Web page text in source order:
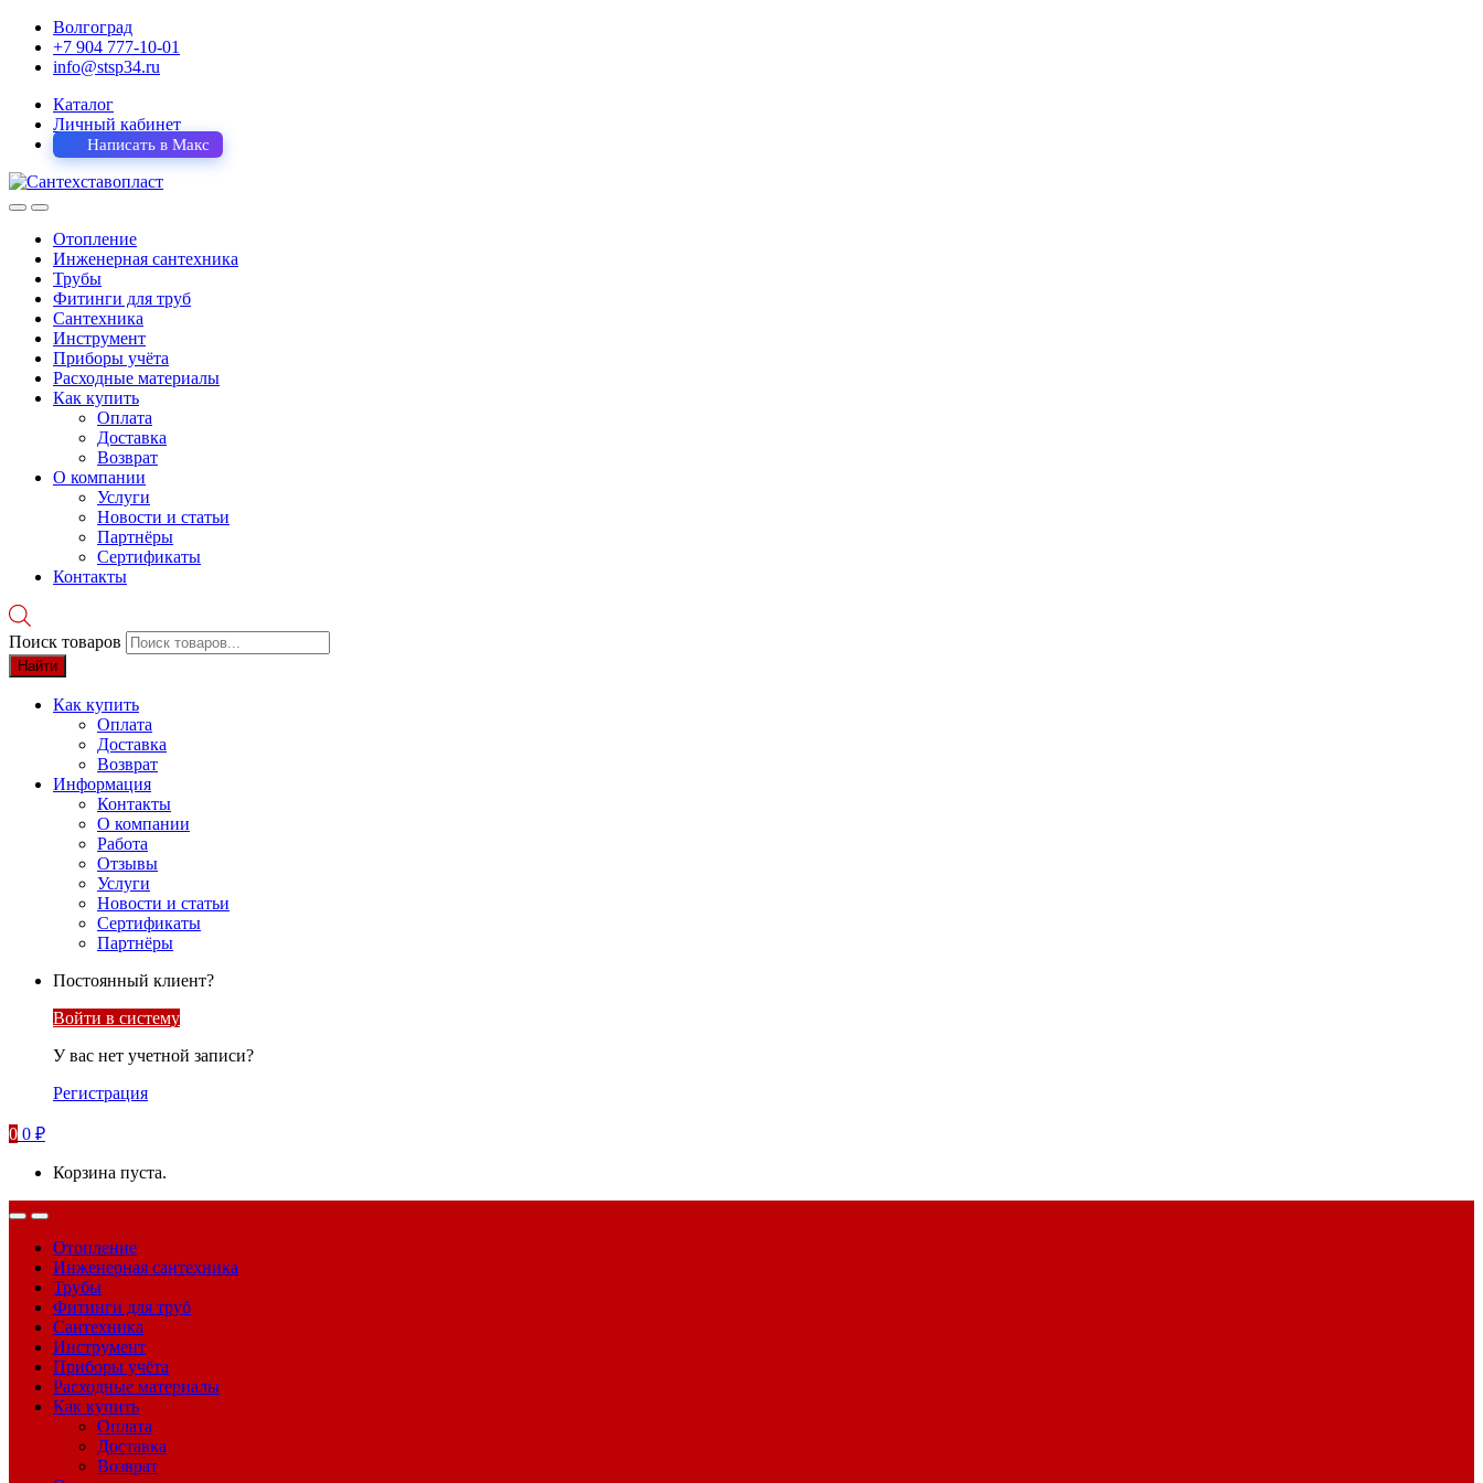
Волгоград
+7 904 777-10-01
info@stsp34.ru
Каталог
Личный кабинет
Написать в Макс
Отопление
Инженерная сантехника
Трубы
Фитинги для труб
Сантехника
Инструмент
Приборы учёта
Расходные материалы
Как купить
Оплата
Доставка
Возврат
О компании
Услуги
Новости и статьи
Партнёры
Сертификаты
Контакты
Поиск товаров
Найти
Как купить
Оплата
Доставка
Возврат
Информация
Контакты
О компании
Работа
Отзывы
Услуги
Новости и статьи
Сертификаты
Партнёры
Постоянный клиент?
Войти в систему
У вас нет учетной записи?
Регистрация
0 0 ₽
Корзина пуста.
Отопление
Инженерная сантехника
Трубы
Фитинги для труб
Сантехника
Инструмент
Приборы учёта
Расходные материалы
Как купить
Оплата
Доставка
Возврат